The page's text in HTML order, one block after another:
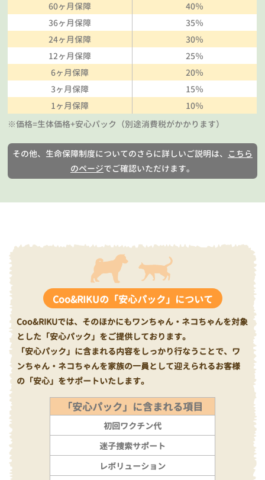
60ヶ月保障
40％
36ヶ月保障
35％
24ヶ月保障
30％
12ヶ月保障
25％
6ヶ月保障
20％
3ヶ月保障
15％
1ヶ月保障
10％
※価格=生体価格+安心パック（別途消費税がかかります）
その他、生命保障制度についてのさらに詳しいご説明は、 こちら
のページでご確認いただけます。
Coo&RIKUの「安心パック」について
Coo&RIKUでは、そのほかにもワンちゃん・ネコちゃんを対象
とした「安心パック」をご提供しております。
「安心パック」に含まれる内容をしっかり行なうことで、ワ
ンちゃん・ネコちゃんを家族の一員として迎えられるお客様
の「安心」をサポートいたします。
「安心パック」に含まれる項目
初回ワクチン代
迷子捜索サポート
レボリューション